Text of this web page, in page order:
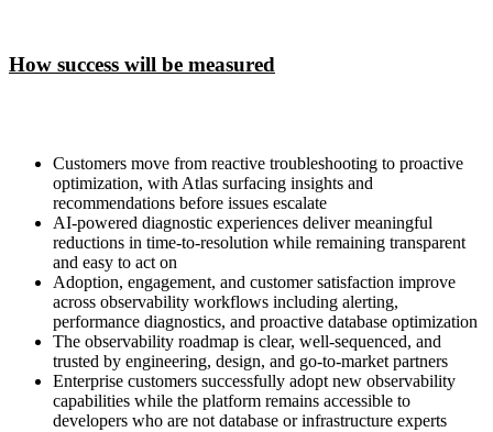
How success will be measured
Customers move from reactive troubleshooting to proactive
optimization, with Atlas surfacing insights and
recommendations before issues escalate
AI-powered diagnostic experiences deliver meaningful
reductions in time-to-resolution while remaining transparent
and easy to act on
Adoption, engagement, and customer satisfaction improve
across observability workflows including alerting,
performance diagnostics, and proactive database optimization
The observability roadmap is clear, well-sequenced, and
trusted by engineering, design, and go-to-market partners
Enterprise customers successfully adopt new observability
capabilities while the platform remains accessible to
developers who are not database or infrastructure experts